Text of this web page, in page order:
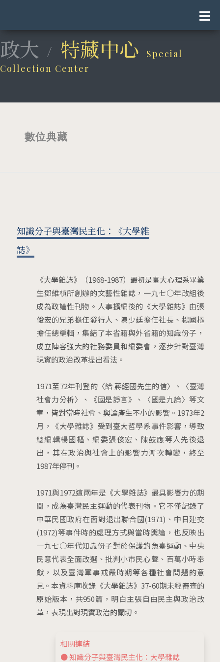
≡
政大 / 特藏中心
Special
Collection Center
數位典藏
知識分子與臺灣民主化：《大學雜
誌》
《大學雜誌》（1968-1987）最初是臺大心理系畢業
生鄧維楨所創辦的文藝性雜誌，一九七○年改組後
成為政論性刊物。人事擴編後的《大學雜誌》由張
俊宏的兄弟擔任發行人、陳少廷擔任社長、楊國樞
擔任總編輯，集結了本省籍與外省籍的知識份子，
成立陣容強大的社務委員和編委會，逐步針對臺灣
現實的政治改革提出看法。
1971至72年刊登的〈給 蔣經國先生的信〉、〈臺灣
社會力分析〉、《國是諍言》、〈國是九論〉等文
章，皆對當時社會、輿論產生不小的影響。1973年2
月，《大學雜誌》受到臺大哲學系事件影響，導致
總編輯楊國樞、編委張俊宏、陳鼓應等人先後退
出，其在政治與社會上的影響力漸次轉變，終至
1987年停刊。
1971與1972這兩年是《大學雜誌》最具影響力的期
間，成為臺灣民主運動的代表刊物。它不僅記錄了
中華民國政府在面對退出聯合國(1971)、中日建交
(1972)等事件時的處理方式與當時輿論，也反映出
一九七○年代知識份子對於保護釣魚臺運動、中央
民意代表全面改選、批判小市民心聲、百萬小時奉
獻，以及臺灣軍事戒嚴時期等各種社會問題的意
見。本資料庫收錄《大學雜誌》37-60期未經審查的
原始版本，共950篇，明白主張自由民主與政治改
革，表現出對現實政治的關切。
相關連結
● 知識分子與臺灣民主化：大學雜誌